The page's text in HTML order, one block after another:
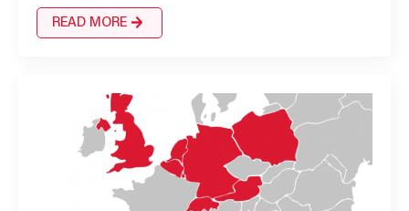
READ MORE